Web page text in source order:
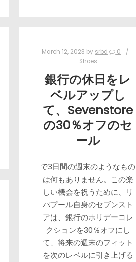
March 12, 2023 by srbd
0
Shoes
銀行の休日をレ
ベルアップし
て、Sevenstore
の30％オフのセ
ール
で3日間の週末のようなもの
は何もありません。この楽
しい機会を祝うために、リ
バプール自身のセブンスト
アは、銀行のホリデーコレ
クションを30％オフにし
て、将来の週末のフィット
を次のレベルに引き上げる